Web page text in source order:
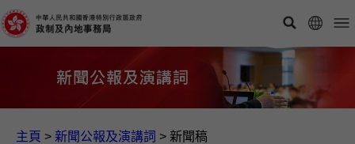
主頁 > 新聞公報及演講詞 > 新聞稿